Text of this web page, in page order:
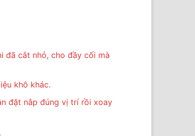
đã cắt nhỏ, cho đầy cối mà
khô khác.
đặt nắp đúng vị trí rồi xoay